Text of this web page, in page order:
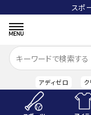
スポ
アディゼロ